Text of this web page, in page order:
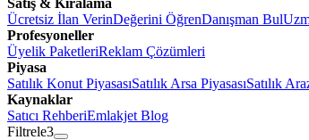
Satış & Kiralama
Ücretsiz İlan VerinDeğerini ÖğrenDanışman Bul
Profesyoneller
Üyelik PaketleriReklam Çözümleri
Piyasa
Satılık Konut PiyasasıSatılık Arsa PiyasasıSatılık
Kaynaklar
Satıcı RehberiEmlakjet Blog
Filtrele3